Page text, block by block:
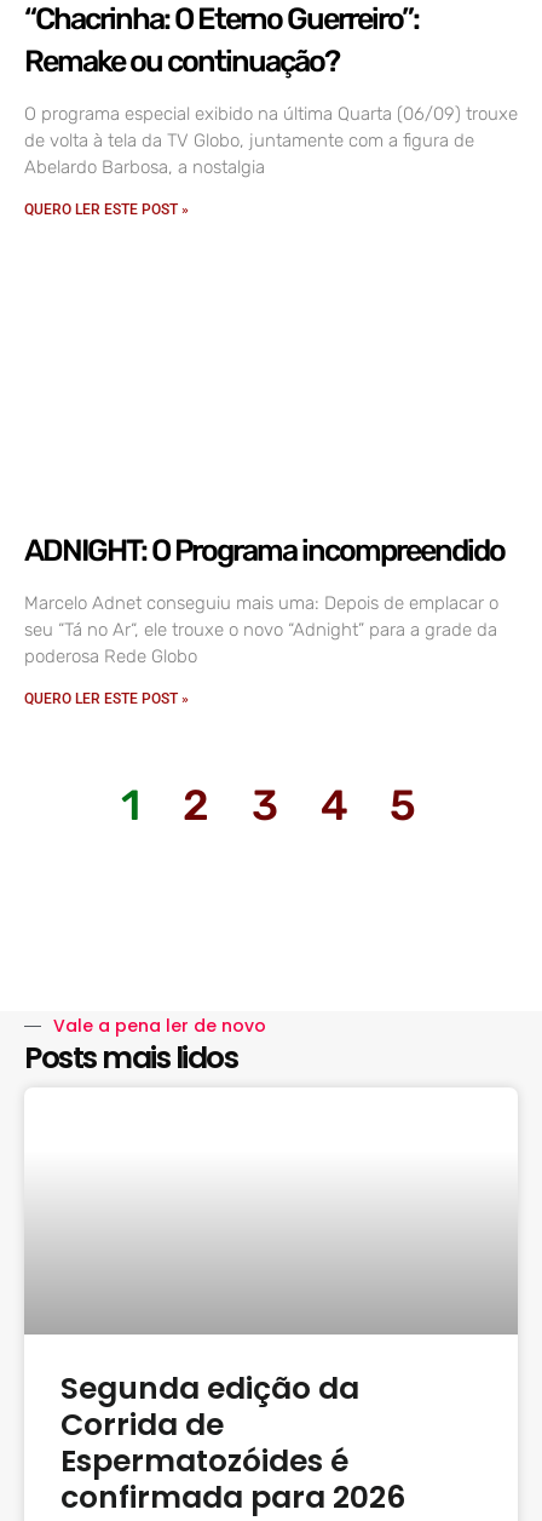
“Chacrinha: O Eterno Guerreiro”:
Remake ou continuação?
O programa especial exibido na última Quarta (06/09) trouxe
de volta à tela da TV Globo, juntamente com a figura de
Abelardo Barbosa, a nostalgia
QUERO LER ESTE POST »
ADNIGHT: O Programa incompreendido
Marcelo Adnet conseguiu mais uma: Depois de emplacar o
seu “Tá no Ar“, ele trouxe o novo “Adnight” para a grade da
poderosa Rede Globo
QUERO LER ESTE POST »
1 2 3 4 5
Vale a pena ler de novo
Posts mais lidos
Segunda edição da
Corrida de
Espermatozóides é
confirmada para 2026